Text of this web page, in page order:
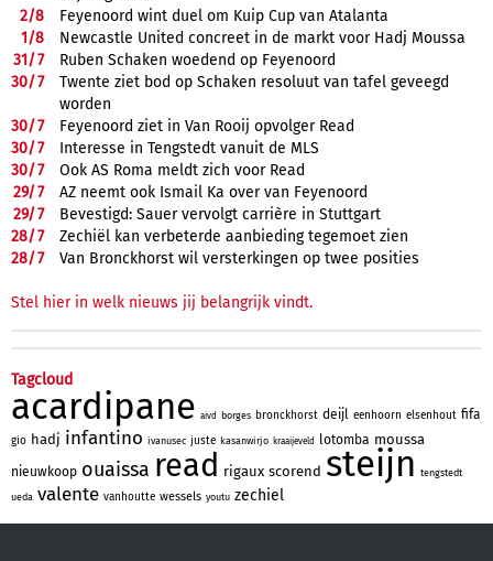
2/8
Feyenoord wint duel om Kuip Cup van Atalanta
1/8
Newcastle United concreet in de markt voor Hadj Moussa
31/7
Ruben Schaken woedend op Feyenoord
30/7
Twente ziet bod op Schaken resoluut van tafel geveegd
worden
30/7
Feyenoord ziet in Van Rooij opvolger Read
30/7
Interesse in Tengstedt vanuit de MLS
30/7
Ook AS Roma meldt zich voor Read
29/7
AZ neemt ook Ismail Ka over van Feyenoord
29/7
Bevestigd: Sauer vervolgt carrière in Stuttgart
28/7
Zechiël kan verbeterde aanbieding tegemoet zien
28/7 Van Bronckhorst wil versterkingen op twee posities
Stel hier in welk nieuws jij belangrijk vindt.
Tagcloud
acardipane aivd borges bronckhorst deijl eenhoorn elsenhout fifa
gio hadj infantino ivanusec juste kasanwirjo kraaijeveld lotomba moussa
nieuwkoop ouaissa read rigaux scorend steijn tengstedt
ueda valente vanhoutte wessels youtu zechiel